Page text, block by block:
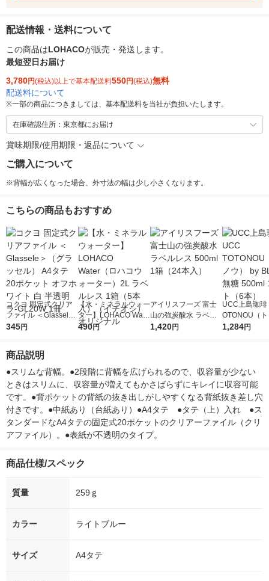
配送情報・送料について
この商品はLOHACOが販売・発送します。
最短翌日お届け
3,780円(税込)以上で基本配送料550円(税込)無料
配送料について
※一部の商品につきましては、基本配送料を当社が負担いたします。
在庫確認住所：東京都にお届け
賞味期限/使用期限・返品について
ご購入について
※背幅が広くなった場合、外寸法の幅は少し小さくなります。
こちらの商品もおすすめ
コクヨ 固定式クリア
ファイル ＜Glassele
＞（グラッセル） A4
ラ-GL20W 1冊
345円
【水・ミネラルウォー
ター】LOHACO Wate
r（ロハコウォータ
490円
アイリスフーズ 富士
山の強炭酸水 ラベル
レス 500ml 1箱（24
1,420円
UCC上島珈琲
OTONOU（
ウ） by
1,284円
商品説明
●スリムな背幅。●2段階に背幅を広げられるので、収容量が少ない
ときはスリムに、収容量が増えてもかさばらずにキレイに収容可能
です。●背ポケットの背紙の抜き出しがしやすくなる背紙抜き差し穴
付きです。●中紙あり（台紙あり）●A4タテ　●タテ（上）入れ　●ス
タンダードなA4タテの固定式20ポケットのクリアーファイル（クリ
アファイル）。●表紙が不透明のタイプ。
商品仕様/スペック
質量 259ｇ
カラー ライトブルー
サイズ A4タテ